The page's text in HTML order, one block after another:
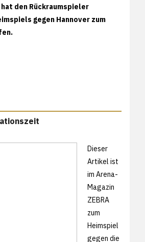
hat den Rückraumspieler
gegen Hannover zum
Dieser
Artikel ist
im Arena-
Magazin
ZEBRA
zum
Heimspiel
gegen die